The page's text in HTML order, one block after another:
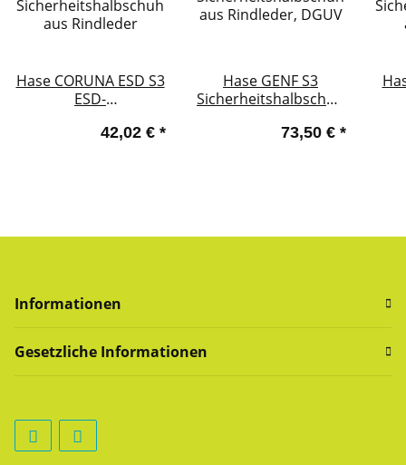
Hase CORUNA ESD S3
ESD-
aus Rindleder
42,02 € *
Hase GENF S3
Sicherheitshalbschuh
73,50 € *
Informationen
Gesetzliche Informationen